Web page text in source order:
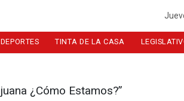
DEPORTES TINTA DE LA CASA